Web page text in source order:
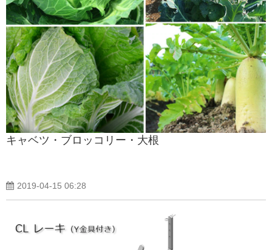
キャベツ・ブロッコリー・大根
2019-04-15 06:28